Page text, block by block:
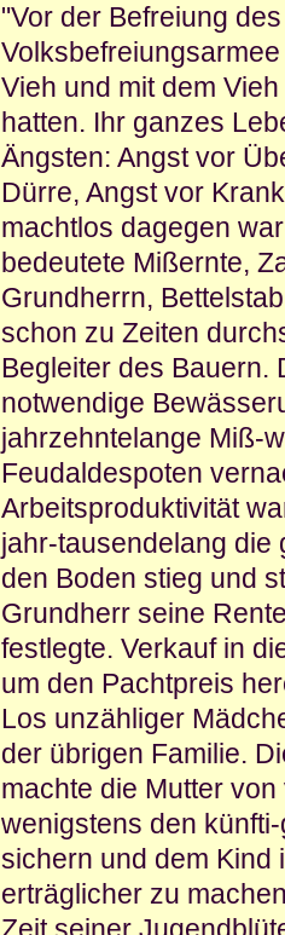
"Vor der Befreiung
Vieh und mit dem
hatten. Ihr ganzes
Ängsten: Angst vor
Dürre, Angst vor
machtlos dagegen
bedeutete Mißernte,
Grundherrn,
schon zu Zeiten
Begleiter des Bauern.
notwendige
jahrzehntelange Miß-
Feudaldespoten
Arbeitsproduktivität
jahr-tausendelang die
den Boden stieg und
Grundherr seine
festlegte. Verkauf in
um den Pachtpreis
Los unzähliger
der übrigen Familie.
machte die Mutter
wenigstens den
sichern und dem Kind
erträglicher zu